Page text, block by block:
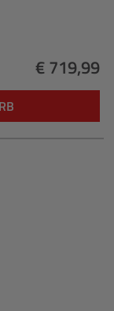
Regulärer
€ 719,99